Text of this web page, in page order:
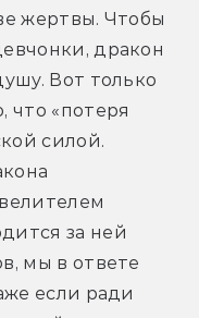
жертвы. Чтобы
дракон
Вот только
что «потеря
силой.
за ней
мы в ответе
если ради